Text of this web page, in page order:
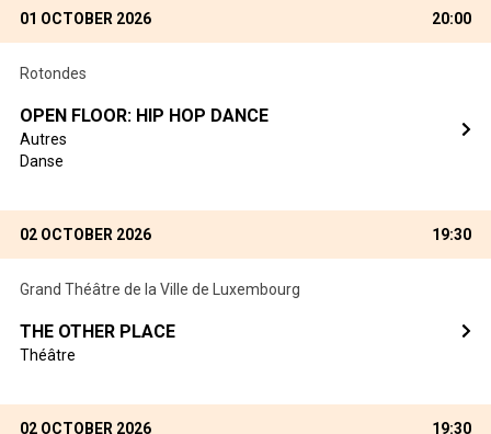
01 OCTOBER 2026 20:00
Rotondes
OPEN FLOOR: HIP HOP DANCE
Autres
Danse
02 OCTOBER 2026 19:30
Grand Théâtre de la Ville de Luxembourg
THE OTHER PLACE
Théâtre
02 OCTOBER 2026 19:30